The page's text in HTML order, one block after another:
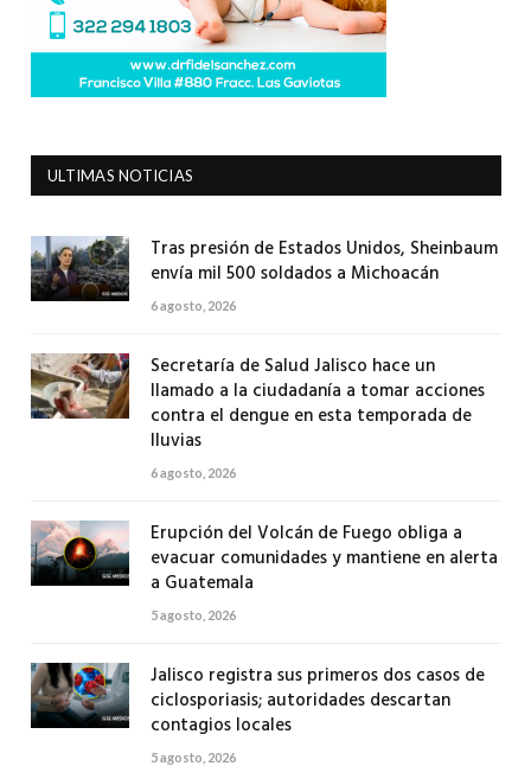
ULTIMAS NOTICIAS
Tras presión de Estados Unidos, Sheinbaum
envía mil 500 soldados a Michoacán
6 agosto, 2026
Secretaría de Salud Jalisco hace un
llamado a la ciudadanía a tomar acciones
contra el dengue en esta temporada de
lluvias
6 agosto, 2026
Erupción del Volcán de Fuego obliga a
evacuar comunidades y mantiene en alerta
a Guatemala
5 agosto, 2026
Jalisco registra sus primeros dos casos de
ciclosporiasis; autoridades descartan
contagios locales
5 agosto, 2026